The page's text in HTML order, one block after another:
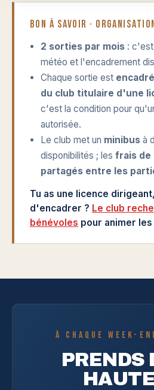
Bon à savoir ·
2 sorties par mois :
météo et l'encadrement
Chaque sortie est
du club titulaire d'une
c'est la condition pour
autorisée.
Le club met un minibus à
disponibilités ; les frais
partagés entre les
Tu as une licence
d'encadrer ? Le club
bénévoles pour animer
À CHAQUE WEEK-
PRENDS